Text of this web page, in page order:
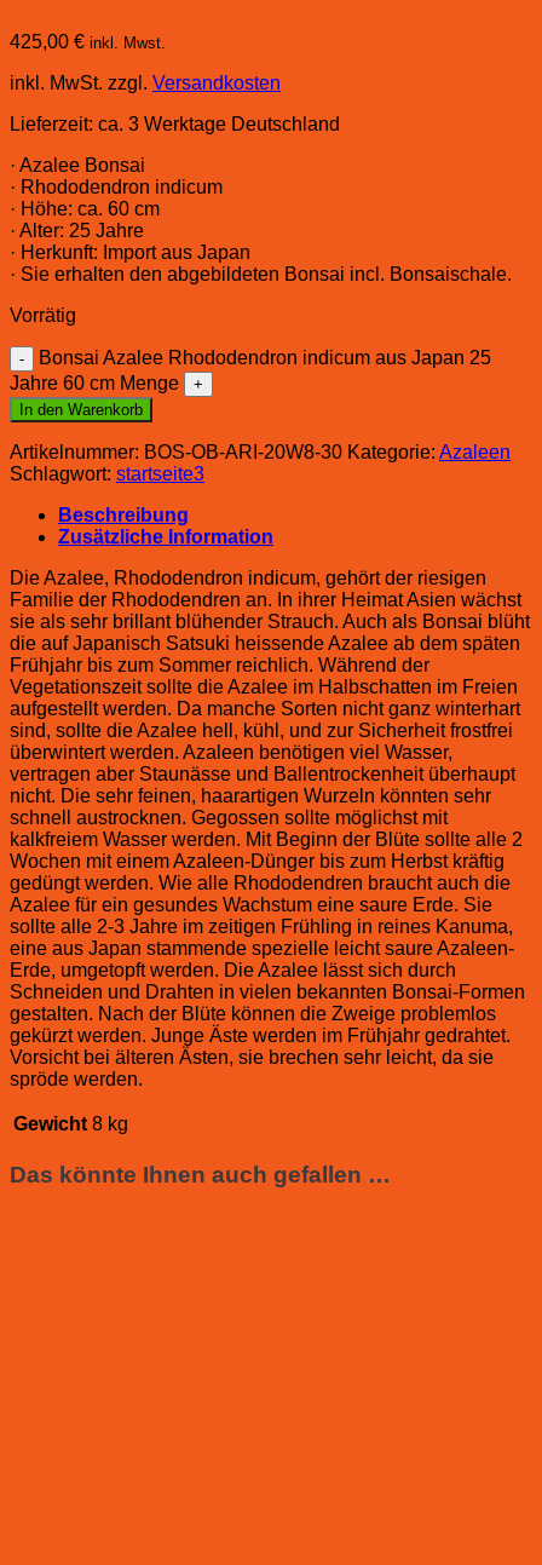
425,00 € inkl. Mwst.
inkl. MwSt. zzgl. Versandkosten
Lieferzeit: ca. 3 Werktage Deutschland
· Azalee Bonsai
· Rhododendron indicum
· Höhe: ca. 60 cm
· Alter: 25 Jahre
· Herkunft: Import aus Japan
· Sie erhalten den abgebildeten Bonsai incl. Bonsaischale.
Vorrätig
Bonsai Azalee Rhododendron indicum aus Japan 25
Jahre 60 cm Menge
In den Warenkorb
Artikelnummer: BOS-OB-ARI-20W8-30 Kategorie: Azaleen
Schlagwort: startseite3
Beschreibung
Zusätzliche Information
Die Azalee, Rhododendron indicum, gehört der riesigen
Familie der Rhododendren an. In ihrer Heimat Asien wächst
sie als sehr brillant blühender Strauch. Auch als Bonsai blüht
die auf Japanisch Satsuki heissende Azalee ab dem späten
Frühjahr bis zum Sommer reichlich. Während der
Vegetationszeit sollte die Azalee im Halbschatten im Freien
aufgestellt werden. Da manche Sorten nicht ganz winterhart
sind, sollte die Azalee hell, kühl, und zur Sicherheit frostfrei
überwintert werden. Azaleen benötigen viel Wasser,
vertragen aber Staunässe und Ballentrockenheit überhaupt
nicht. Die sehr feinen, haarartigen Wurzeln könnten sehr
schnell austrocknen. Gegossen sollte möglichst mit
kalkfreiem Wasser werden. Mit Beginn der Blüte sollte alle 2
Wochen mit einem Azaleen-Dünger bis zum Herbst kräftig
gedüngt werden. Wie alle Rhododendren braucht auch die
Azalee für ein gesundes Wachstum eine saure Erde. Sie
sollte alle 2-3 Jahre im zeitigen Frühling in reines Kanuma,
eine aus Japan stammende spezielle leicht saure Azaleen-
Erde, umgetopft werden. Die Azalee lässt sich durch
Schneiden und Drahten in vielen bekannten Bonsai-Formen
gestalten. Nach der Blüte können die Zweige problemlos
gekürzt werden. Junge Äste werden im Frühjahr gedrahtet.
Vorsicht bei älteren Ästen, sie brechen sehr leicht, da sie
spröde werden.
Gewicht 8 kg
Das könnte Ihnen auch gefallen …